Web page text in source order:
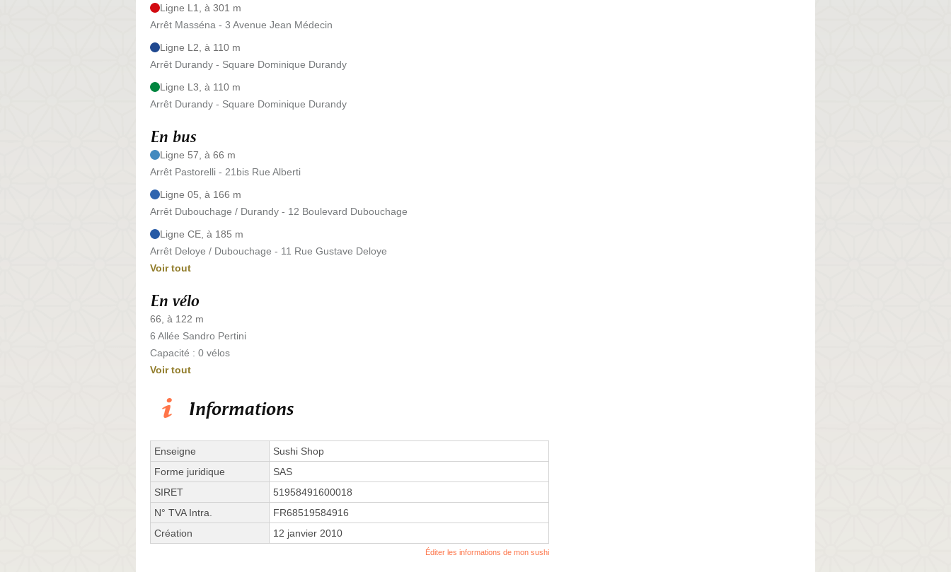
Ligne L1, à 301 m
Arrêt Masséna - 3 Avenue Jean Médecin
Ligne L2, à 110 m
Arrêt Durandy - Square Dominique Durandy
Ligne L3, à 110 m
Arrêt Durandy - Square Dominique Durandy
En bus
Ligne 57, à 66 m
Arrêt Pastorelli - 21bis Rue Alberti
Ligne 05, à 166 m
Arrêt Dubouchage / Durandy - 12 Boulevard Dubouchage
Ligne CE, à 185 m
Arrêt Deloye / Dubouchage - 11 Rue Gustave Deloye
Voir tout
En vélo
66, à 122 m
6 Allée Sandro Pertini
Capacité : 0 vélos
Voir tout
Informations
Enseigne
Sushi Shop
Forme juridique
SAS
SIRET
51958491600018
N° TVA Intra.
FR68519584916
Création
12 janvier 2010
Éditer les informations de mon sushi